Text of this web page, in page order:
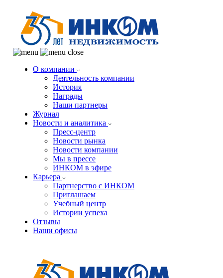
О компании
Деятельность компании
История
Награды
Наши партнеры
Журнал
Новости и аналитика
Пресс-центр
Новости рынка
Новости компании
Мы в прессе
ИНКОМ в эфире
Карьера
Партнерство с ИНКОМ
Приглашаем
Учебный центр
Истории успеха
Отзывы
Наши офисы